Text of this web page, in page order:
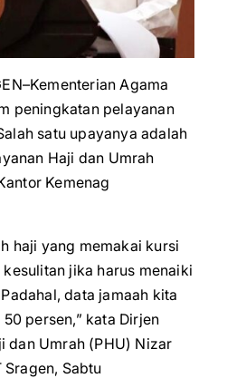
Agama
peningkatan pelayanan
satu upayanya adalah
Haji dan Umrah
Kemenag
haji yang memakai kursi
jika harus menaiki
data jamaah kita
persen,” kata Dirjen
dan Umrah (PHU) Nizar
Sragen, Sabtu